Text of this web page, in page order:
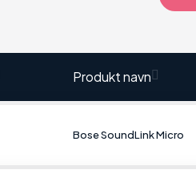
Produkt navn
Bose SoundLink Micro